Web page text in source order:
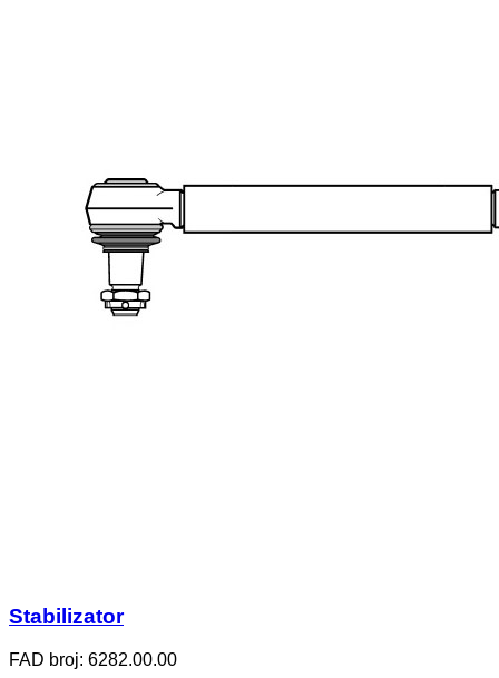
Stabilizator
FAD broj: 6282.00.00